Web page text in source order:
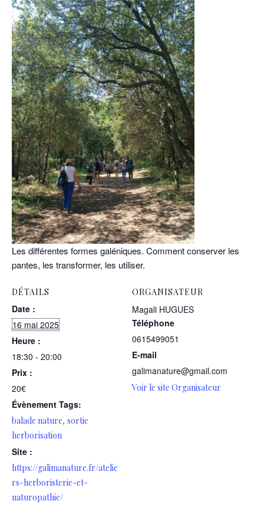
Les différentes formes galéniques. Comment conserver les
pantes, les transformer, les utiliser.
DÉTAILS
Date :
16 mai 2025
Heure :
18:30 - 20:00
Prix :
20€
Évènement Tags:
balade nature, sortie
herborisation
Site :
https://galimanature.fr/atelie
rs-herboristerie-et-
naturopathie/
ORGANISATEUR
Magali HUGUES
Téléphone
0615499051
E-mail
galimanature@gmail.com
Voir le site Organisateur